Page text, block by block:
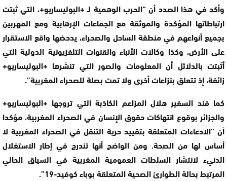
وأكد في هذا الصدد أن “الحرب الوهمية لـ +البوليساريو+، التي ثبتت
ارتباطاتها المؤكدة والموثقة مع الجماعات الإرهابية ومع المهربين
بجميع أنواعهم في منطقة الساحل والصحراء، يدحضها واقع الاستقرار
على الأرض، وكذا وكالات الأنباء والقنوات التلفزيونية الدولية التي
أثبتت بالدلائل أن المعلومات والصور التي تنشرها +البوليساريو+
زائفة، إذ تتعلق بنزاعات أخرى ولا تمت بصلة للصحراء المغربية”.
كما فند السفير هلال المزاعم الكاذبة التي تروجها +البوليساريو+
والجزائر بوقوع انتهاكات حقوق الإنسان في الصحراء المغربية، مؤكدا
أن “الادعاءات المتعلقة بتقييد حرية التنقل في الصحراء المغربية لا
أساس لها من الصحة. ومن الواضح أنها تندرج في إطار الاستغلال
الدنيء لانتشار السلطات العمومية المغربية في السياق الحالي
المرتبط بحالة الطوارئ الصحية المتعلقة بوباء كوفيد-19”.